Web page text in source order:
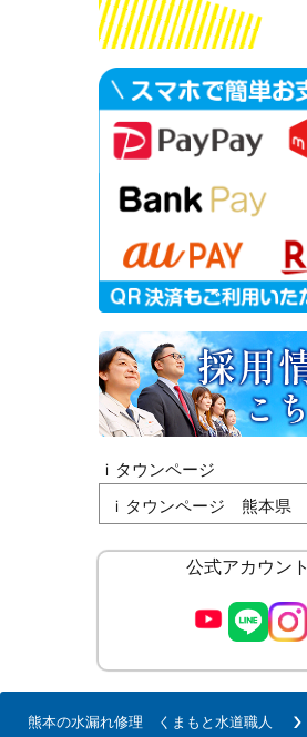
ｉタウンページ
ｉタウンページ 熊本県
公式アカウント
熊本の水漏れ修理 くまもと水道職人